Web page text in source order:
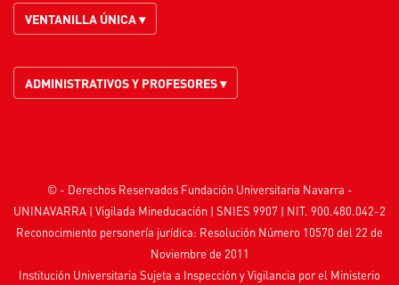
VENTANILLA ÚNICA ▾
ADMINISTRATIVOS Y PROFESORES ▾
© - Derechos Reservados Fundación Universitaria Navarra -
UNINAVARRA | Vigilada Mineducación | SNIES 9907 | NIT. 900.480.042-2
Reconocimiento personería jurídica: Resolución Número 10570 del 22 de
Noviembre de 2011
Institución Universitaria Sujeta a Inspección y Vigilancia por el Ministerio